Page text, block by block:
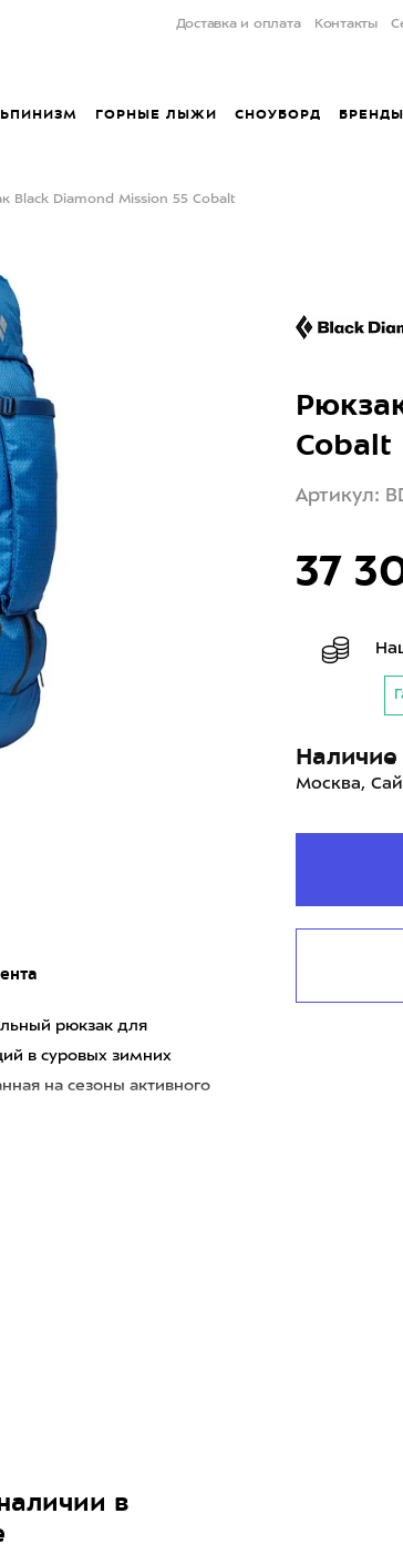
Доставка и оплата Контакты
ГОРНЫЕ ЛЫЖИ СНОУБОРД БРЕНДЫ
Black Diamond Mission 55 Cobalt
рюкзак для
в суровых зимних
на сезоны активного
в
Cobalt
Артикул:
37
Наличие
Москва,